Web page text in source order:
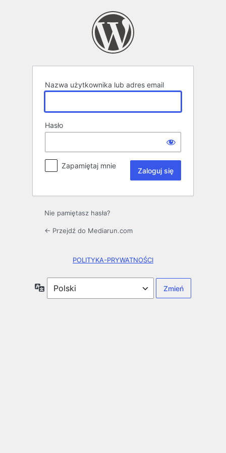
Nazwa użytkownika lub adres email
Hasło
Zapamiętaj mnie
Nie pamiętasz hasła?
← Przejdź do Mediarun.com
POLITYKA-PRYWATNOŚCI
Język